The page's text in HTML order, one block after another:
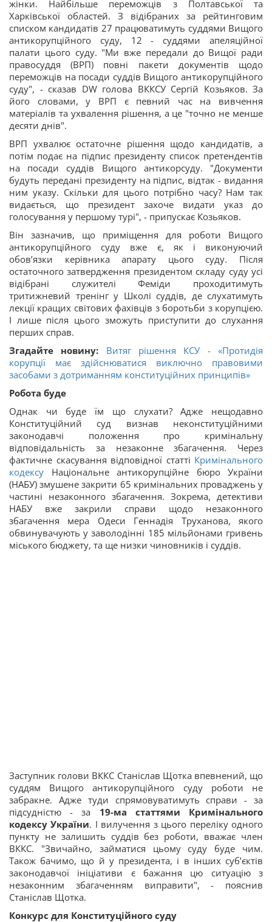
жінки. Найбільше переможців з Полтавської та
Харківської областей. З відібраних за рейтинговим
списком кандидатів 27 працюватимуть суддями Вищого
антикорупційного суду, 12 - суддями апеляційної
палати цього суду. "Ми вже передали до Вищої ради
правосуддя (ВРП) повні пакети документів щодо
переможців на посади суддів Вищого антикорупційного
суду", - сказав DW голова ВККСУ Сергій Козьяков. За
його словами, у ВРП є певний час на вивчення
матеріалів та ухвалення рішення, а це "точно не менше
десяти днів".
ВРП ухвалює остаточне рішення щодо кандидатів, а
потім подає на підпис президенту список претендентів
на посади суддів Вищого антикорсуду. "Документи
будуть передані президенту на підпис, відтак - видання
ним указу. Скільки для цього потрібно часу? Нам так
видається, що президент захоче видати указ до
голосування у першому турі", - припускає Козьяков.
Він зазначив, що приміщення для роботи Вищого
антикорупційного суду вже є, як і виконуючий
обов’язки керівника апарату цього суду. Після
остаточного затвердження президентом складу суду усі
відібрані служителі Феміди проходитимуть
тритижневий тренінг у Школі суддів, де слухатимуть
лекції кращих світових фахівців з боротьби з корупцією.
І лише після цього зможуть приступити до слухання
перших справ.
Згадайте новину:
Витяг рішення КСУ - «Протидія
корупції має здійснюватися виключно правовими
засобами з дотриманням конституційних принципів»
Робота буде
Однак чи буде їм що слухати? Адже нещодавно
Конституційний суд визнав неконституційними
законодавчі положення про кримінальну
відповідальність за незаконне збагачення. Через
фактичне скасування відповідної статті Кримінального
кодексу Національне антикорупційне бюро України
(НАБУ) змушене закрити 65 кримінальних проваджень у
частині незаконного збагачення. Зокрема, детективи
НАБУ вже закрили справи щодо незаконного
збагачення мера Одеси Геннадія Труханова, якого
обвинувачують у заволодінні 185 мільйонами гривень
міського бюджету, та ще низки чиновників і суддів.
Заступник голови ВККС Станіслав Щотка впевнений, що
суддям Вищого антикорупційного суду роботи не
забракне. Адже туди спрямовуватимуть справи - за
підсудністю - за 19-ма статтями Кримінального
кодексу України. І вилучення з цього переліку одного
пункту не залишить суддів без роботи, вважає член
ВККС. "Звичайно, займатися цьому суду буде чим.
Також бачимо, що й у президента, і в інших суб’єктів
законодавчої ініціативи є бажання цю ситуацію з
незаконним збагаченням виправити", - пояснив
Станіслав Щотка.
Конкурс для Конституційного суду